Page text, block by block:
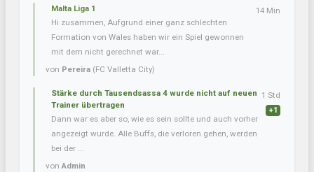
Malta Liga 1
Hi zusammen, Aufgrund einer ganz schlechten
Formation von Wales haben wir ein Spiel gewonnen
mit dem nicht gerechnet war...
von Pereira (FC Valletta City)
14 Min
Stärke durch Tausendsassa 4 wurde nicht auf neuen
Trainer übertragen
Dann war es aber so, wie es sein sollte und auch vorher
angezeigt wurde. Alle Buffs, die verloren gehen, werden
bei der ...
vonAdmin
1 Std
+1